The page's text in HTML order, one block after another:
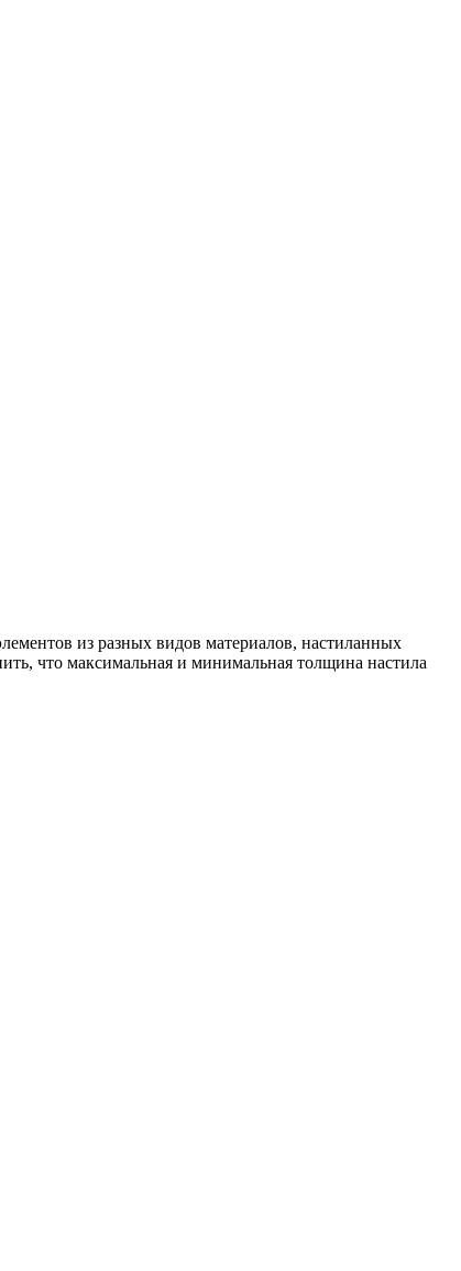
из разных видов материалов, настиланных
что максимальная и минимальная толщина настила